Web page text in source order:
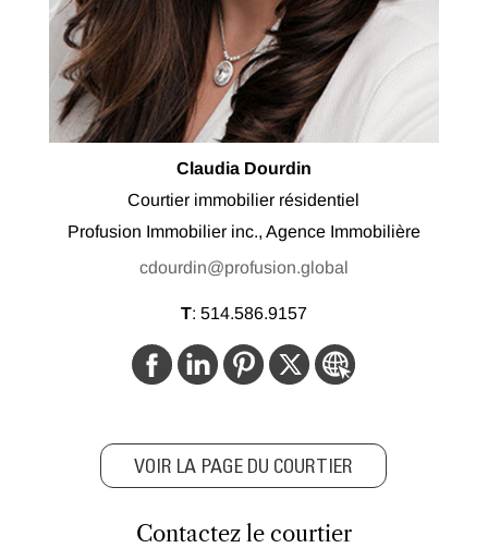
Claudia Dourdin
Courtier immobilier résidentiel
Profusion Immobilier inc., Agence Immobilière
cdourdin@profusion.global
T: 514.586.9157
VOIR LA PAGE DU COURTIER
Contactez le courtier